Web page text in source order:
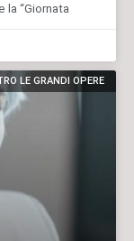
la “Giornata
LE GRANDI OPERE